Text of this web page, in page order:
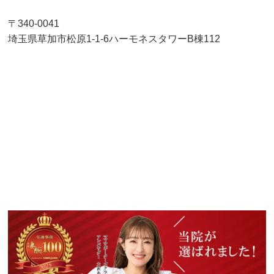
〒340-0041
埼玉県草加市松原1-1-6ハーモネスタワーB棟112